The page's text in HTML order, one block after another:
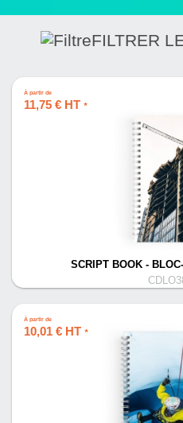
FILTRER
À partir de
11,75 € HT *
SCRIPT BOOK -
À partir de
10,01 € HT *